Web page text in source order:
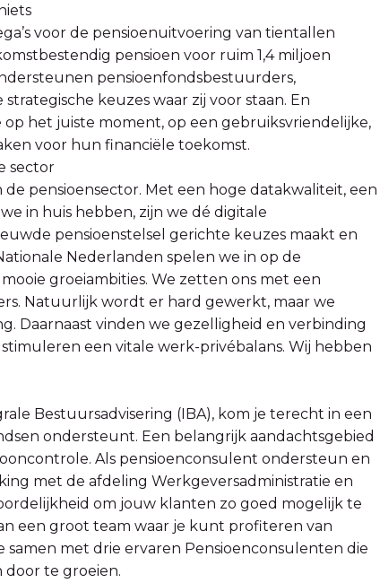
voor de pensioenuitvoering van tientallen
pensioen voor ruim 1,4 miljoen
pensioenfondsbestuurders,
keuzes waar zij voor staan. En
het juiste moment, op een gebruiksvriendelijke,
voor hun financiële toekomst.
sector
pensioensector. Met een hoge datakwaliteit, een
in huis hebben, zijn we dé digitale
pensioenstelsel gerichte keuzes maakt en
Nederlanden spelen we in op de
groeiambities. We zetten ons met een
Natuurlijk wordt er hard gewerkt, maar we
Daarnaast vinden we gezelligheid en verbinding
een vitale werk-privébalans. Wij hebben
Bestuursadvisering (IBA), kom je terecht in een
ondersteunt. Een belangrijk aandachtsgebied
Als pensioenconsulent ondersteun en
met de afdeling Werkgeversadministratie en
om jouw klanten zo goed mogelijk te
een groot team waar je kunt profiteren van
met drie ervaren Pensioenconsulenten die
te groeien.